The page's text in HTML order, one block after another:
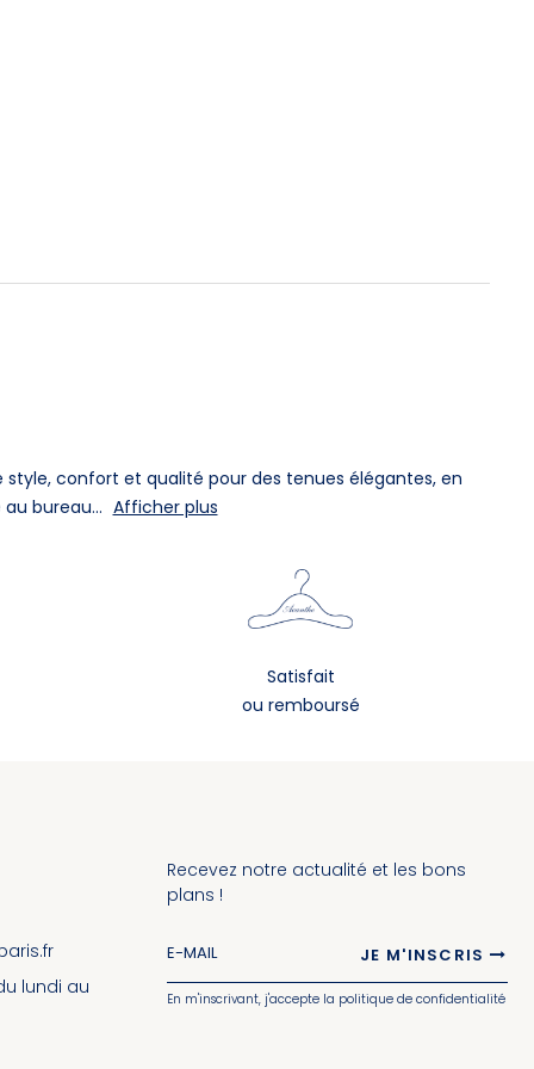
style, confort et qualité pour des tenues élégantes, en
bureau... Afficher plus
Satisfait
ou remboursé
lundi au
Recevez notre actualité et les bons
plans !
JE M'INSCRIS
En m'inscrivant, j'accepte la politique de confidentialité